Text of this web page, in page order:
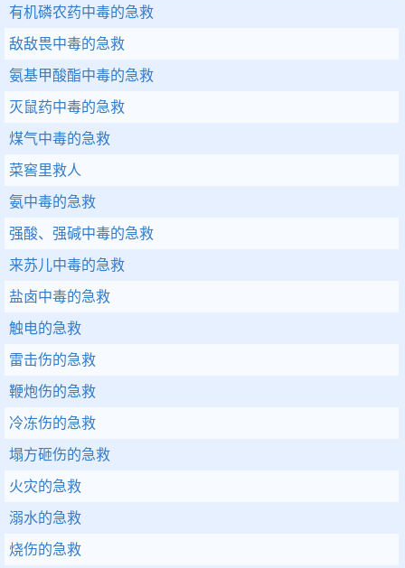
有机磷农药中毒的急救
敌敌畏中毒的急救
氨基甲酸酯中毒的急救
灭鼠药中毒的急救
煤气中毒的急救
菜窖里救人
氨中毒的急救
强酸、强碱中毒的急救
来苏儿中毒的急救
盐卤中毒的急救
触电的急救
雷击伤的急救
鞭炮伤的急救
冷冻伤的急救
塌方砸伤的急救
火灾的急救
溺水的急救
烧伤的急救